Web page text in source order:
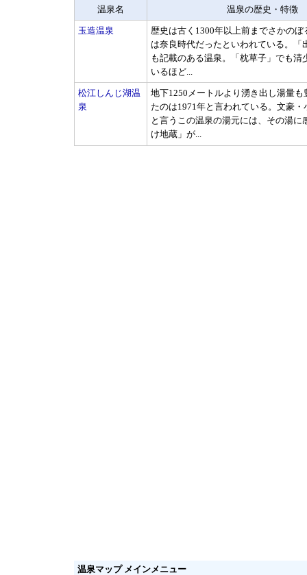
温泉名 温泉の歴史・特徴
玉造温泉
歴史は古く1300年以上前までさかのぼ
は奈良時代だったといわれている。「
も記載のある温泉。「枕草子」でも清
いるほど...
松江しんじ湖温
泉
地下1250メートルより湧き出し湯量も
たのは1971年と言われている。文豪・
と言うこの温泉の湯元には、その湯に
け地蔵」が...
温泉マップ メインメニュー